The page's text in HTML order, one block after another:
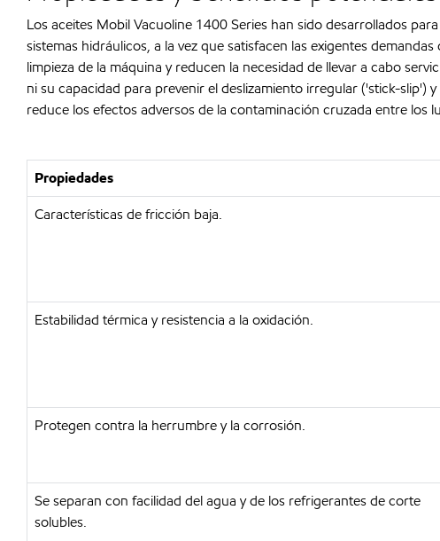
Los aceites Mobil Vacuoline 1400 Series han sido desarrollados
sistemas hidráulicos, a la vez que satisfacen las exigentes
limpieza de la máquina y reducen la necesidad de llevar a cabo
ni su capacidad para prevenir el deslizamiento irregular ('stick-slip')
reduce los efectos adversos de la contaminación cruzada entre los
Propiedades
Características de fricción baja.
Estabilidad térmica y resistencia a la oxidación.
Protegen contra la herrumbre y la corrosión.
Se separan con facilidad del agua y de los refrigerantes de corte
solubles.